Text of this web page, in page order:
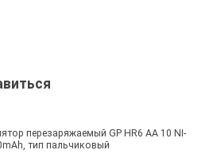
перезаряжаемый GP HR6 AA 10 NI-
тип пальчиковый